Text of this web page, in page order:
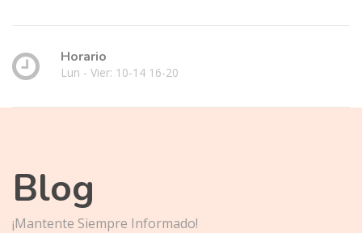
Horario
Lun - Vier: 10-14 16-20
Blog
¡Mantente Siempre Informado!